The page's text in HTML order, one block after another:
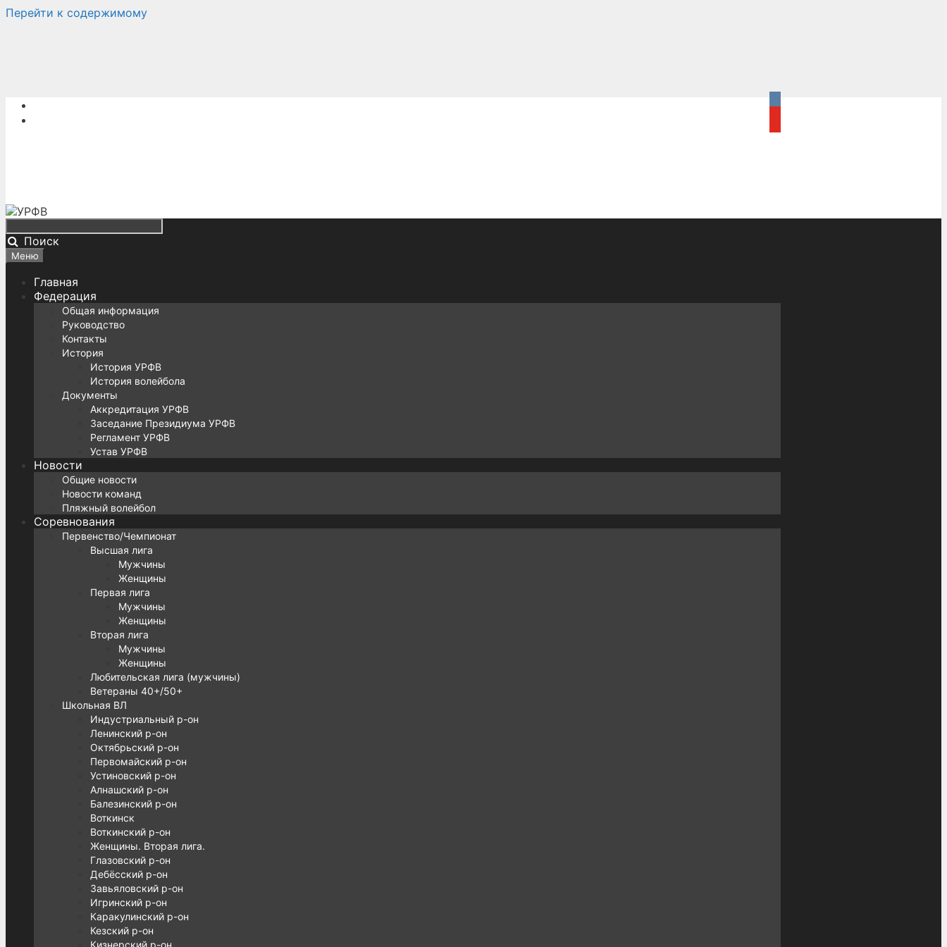
Перейти к содержимому
Поиск
Меню
Главная
Федерация
Общая информация
Руководство
Контакты
История
История УРФВ
История волейбола
Документы
Аккредитация УРФВ
Заседание Президиума УРФВ
Регламент УРФВ
Устав УРФВ
Новости
Общие новости
Новости команд
Пляжный волейбол
Соревнования
Первенство/Чемпионат
Высшая лига
Мужчины
Женщины
Первая лига
Мужчины
Женщины
Вторая лига
Мужчины
Женщины
Любительская лига (мужчины)
Ветераны 40+/50+
Школьная ВЛ
Индустриальный р-он
Ленинский р-он
Октябрьский р-он
Первомайский р-он
Устиновский р-он
Алнашский р-он
Балезинский р-он
Воткинск
Воткинский р-он
Женщины. Вторая лига.
Глазовский р-он
Дебёсский р-он
Завьяловский р-он
Игринский р-он
Каракулинский р-он
Кезский р-он
Кизнерский р-он